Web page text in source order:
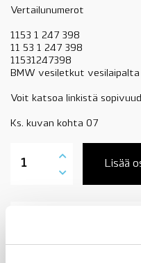
Vertailunumerot
1153 1 247 398
11 53 1 247 398
11531247398
BMW vesiletkut
Voit katsoa linkistä
Ks. kuvan kohta 07
vesiletku
vesilaipalta
Lisää